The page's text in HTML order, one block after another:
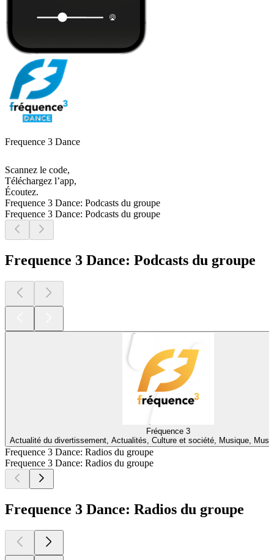
Frequence 3 Dance
Scannez le code,
Téléchargez l’app,
Écoutez.
Frequence 3 Dance: Podcasts du groupe
Frequence 3 Dance: Podcasts du groupe
Frequence 3 Dance: Podcasts du groupe
Fréquence 3
Actualité du divertissement, Actualités, Culture et société, Musique,
Frequence 3 Dance: Radios du groupe
Frequence 3 Dance: Radios du groupe
Frequence 3 Dance: Radios du groupe